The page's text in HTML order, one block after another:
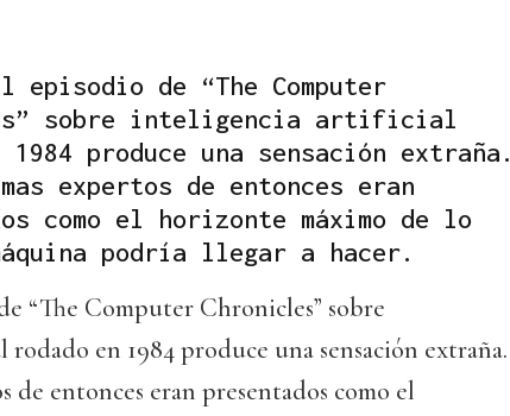
episodio de “The Computer
sobre inteligencia artificial
1984 produce una sensación extraña.
expertos de entonces eran
como el horizonte máximo de lo
podría llegar a hacer.
“The Computer Chronicles” sobre
en 1984 produce una sensación extraña.
de entonces eran presentados como el